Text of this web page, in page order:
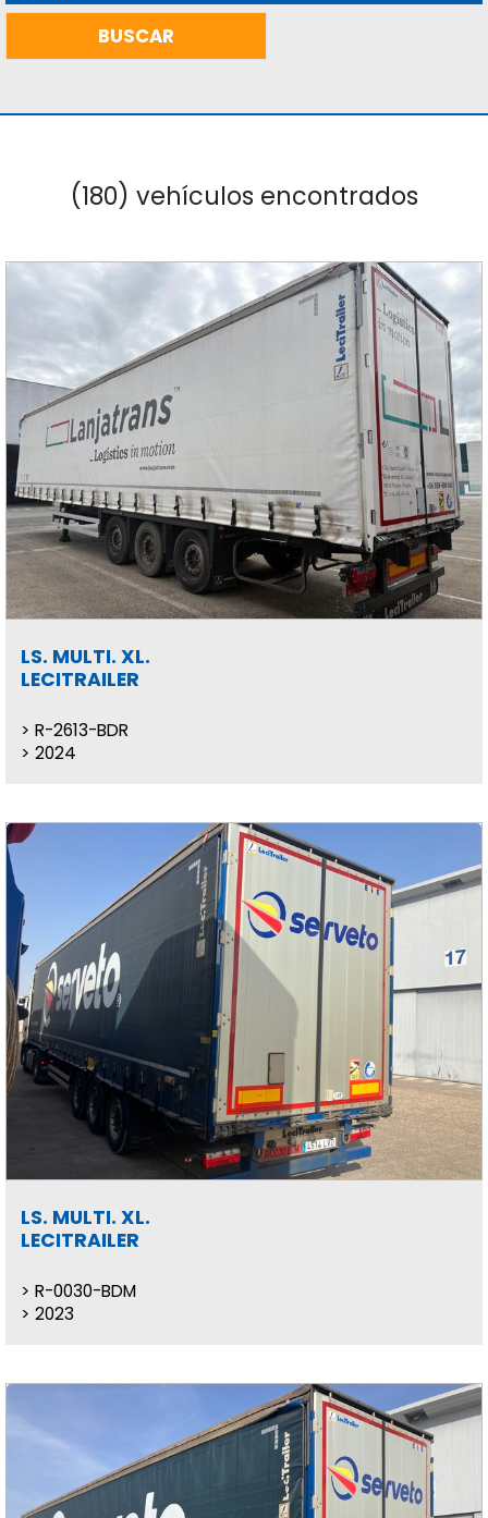
(180) vehículos encontrados
LS. MULTI. XL.
LECITRAILER
R-2613-BDR
2024
LS. MULTI. XL.
LECITRAILER
R-0030-BDM
2023